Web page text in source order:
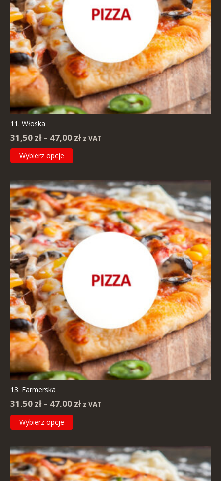
11. Włoska
31,50 zł – 47,00 złZakres
do
47,00 zł
z VAT
Wybierz opcje
wiele
wariantów.
Opcje
można
wybrać
produktu
13. Farmerska
31,50 zł – 47,00 złZakres
do
47,00 zł
z VAT
Wybierz opcje
wiele
wariantów.
Opcje